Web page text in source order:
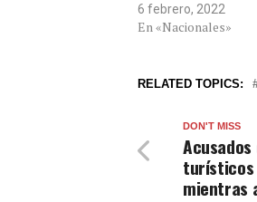
6 febrero, 2022
En «Nacionales»
RELATED TOPICS:
DON'T MISS
turísticos
mientras